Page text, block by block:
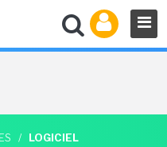
/ LOGICIEL